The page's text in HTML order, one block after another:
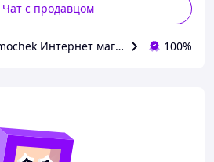
Чат с продавцом
Интернет магазин 100%